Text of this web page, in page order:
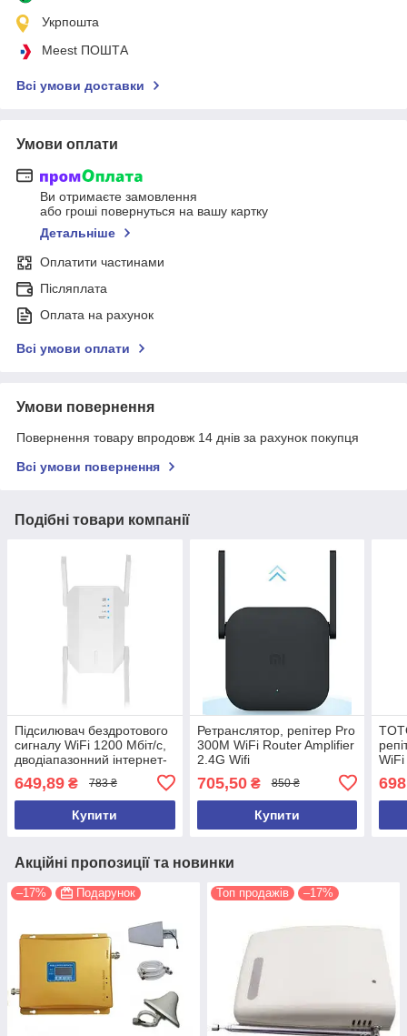
Укрпошта
Meest ПОШТА
Всі умови доставки
Умови оплати
Ви отримаєте замовлення
або гроші повернуться на вашу картку
Детальніше
Оплатити частинами
Післяплата
Оплата на рахунок
Всі умови оплати
Умови повернення
Повернення товару впродовж 14 днів за рахунок покупця
Всі умови повернення
Подібні товари компанії
Підсилювач бездротового
сигналу WiFi 1200 Мбіт/с,
дводіапазонний інтернет-
антени, 5 ГГц та 2,4 ГГц
649,89 ₴ 783 ₴
Купити
Ретранслятор, репітер Pro
300M WiFi Router Amplifier
2.4G Wifi
705,50₴ 850 ₴
Купити
WiFi
Акційні пропозиції та новинки
–17% Подарунок Топ продажів –17%